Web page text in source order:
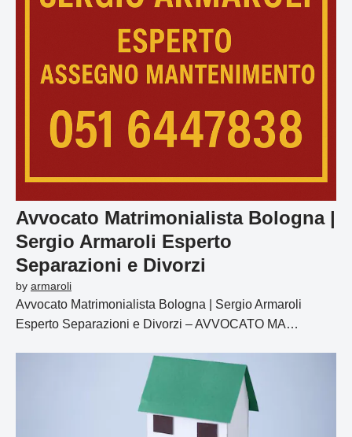
Avvocato Matrimonialista Bologna |
Sergio Armaroli Esperto
Separazioni e Divorzi
by armaroli
Avvocato Matrimonialista Bologna | Sergio Armaroli
Esperto Separazioni e Divorzi – AVVOCATO MA…